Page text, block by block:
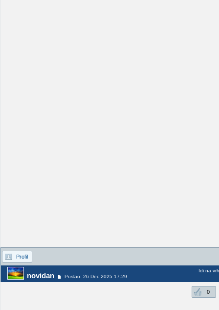
Profil
novidan Poslao: 26 Dec 2025 17:29
Idi na vrh
0